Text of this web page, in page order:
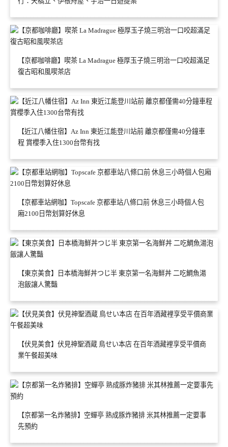
【京都咖啡廳】喫茶 La Madrague 極厚玉子燒三明治一口咬超滿足
復古昭和風喫茶店
【近江八幡住宿】Az Inn 東近江能登川站前 離京都僅需40分鐘車
程 賞櫻季入住1300台幣有找
【京都車站網咖】Topscafe 京都車站八條口前 休息三小時個人包
廂2100日幣划算好休息
【東京美食】日本橋海鮮丼つじ半 東京第一名海鮮丼 二吃鯛魚湯
泡飯讓人驚豔
【伏見美食】伏見神聖酒蔵 鳥せい本店 在百年酒藏裡享受平價商
業午餐超美味
【京都第一名炸豬排】空蟬亭 熟成豚炸豬排 米其林推薦一定要事
先預約